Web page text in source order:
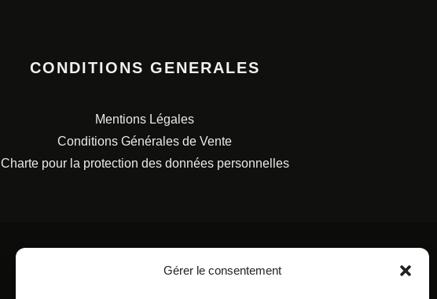
Gérer le consentement
CONDITIONS GENERALES
Mentions Légales
Conditions Générales de Vente
Charte pour la protection des données personnelles